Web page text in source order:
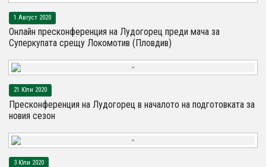
1 Август 2020
Онлайн пресконференция на Лудогорец преди мача за
Суперкупата срещу Локомотив (Пловдив)
21 Юли 2020
Пресконференция на Лудогорец в началото на подготовката за
новия сезон
3 Юли 2020